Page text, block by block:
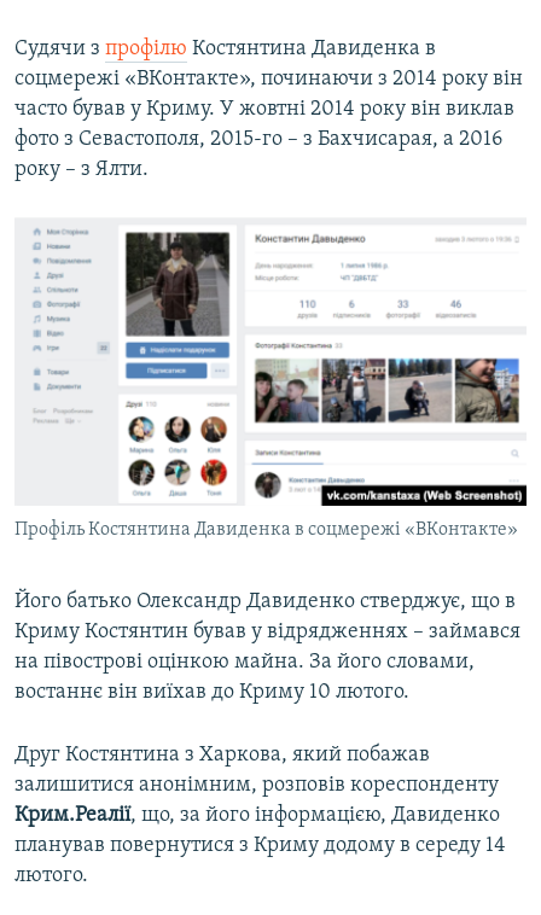
Судячи з профілю Костянтина Давиденка в
соцмережі «ВКонтакте», починаючи з 2014 року він
часто бував у Криму. У жовтні 2014 року він виклав
фото з Севастополя, 2015-го – з Бахчисарая, а 2016
року – з Ялти.
Профіль Костянтина Давиденка в соцмережі «ВКонтакте»
Його батько Олександр Давиденко стверджує, що в
Криму Костянтин бував у відрядженнях – займався
на півострові оцінкою майна. За його словами,
востаннє він виїхав до Криму 10 лютого.
Друг Костянтина з Харкова, який побажав
залишитися анонімним, розповів кореспонденту
Крим.Реалії, що, за його інформацією, Давиденко
планував повернутися з Криму додому в середу 14
лютого.